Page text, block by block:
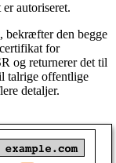
autoriseret.
bekræfter den begge
for
og returnerer det til
talrige offentlige
detaljer.